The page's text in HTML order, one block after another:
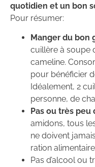
quotidien et un bon
Pour résumer:
Manger du bon
cuillère à soupe
cameline.
pour bénéficier
Idéalement, 2
personne, de
Pas ou très peu
amidons, tous
ne doivent
ration
Pas d’alcool ou